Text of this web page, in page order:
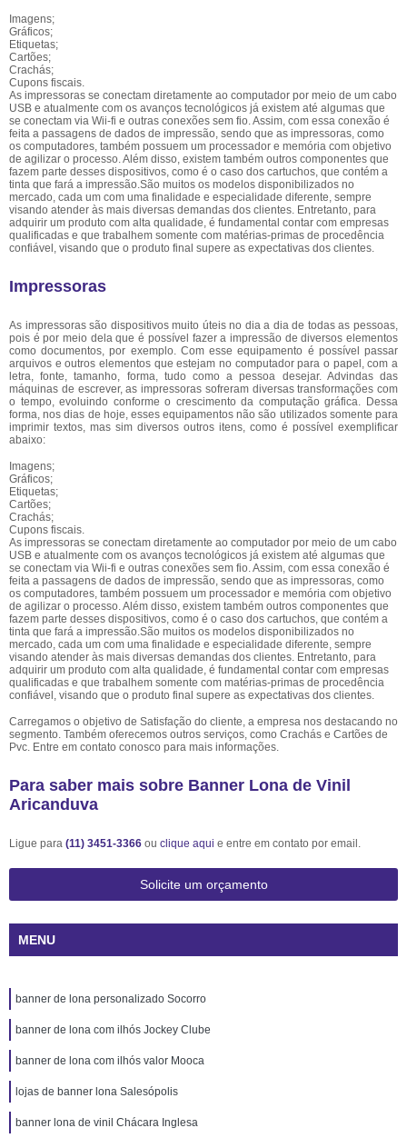
Imagens;
Gráficos;
Etiquetas;
Cartões;
Crachás;
Cupons fiscais.
As impressoras se conectam diretamente ao computador por meio de um cabo
USB e atualmente com os avanços tecnológicos já existem até algumas que
se conectam via Wii-fi e outras conexões sem fio. Assim, com essa conexão é
feita a passagens de dados de impressão, sendo que as impressoras, como
os computadores, também possuem um processador e memória com objetivo
de agilizar o processo. Além disso, existem também outros componentes que
fazem parte desses dispositivos, como é o caso dos cartuchos, que contém a
tinta que fará a impressão.São muitos os modelos disponibilizados no
mercado, cada um com uma finalidade e especialidade diferente, sempre
visando atender às mais diversas demandas dos clientes. Entretanto, para
adquirir um produto com alta qualidade, é fundamental contar com empresas
qualificadas e que trabalhem somente com matérias-primas de procedência
confiável, visando que o produto final supere as expectativas dos clientes.
Impressoras
As impressoras são dispositivos muito úteis no dia a dia de todas as pessoas,
pois é por meio dela que é possível fazer a impressão de diversos elementos
como documentos, por exemplo. Com esse equipamento é possível passar
arquivos e outros elementos que estejam no computador para o papel, com a
letra, fonte, tamanho, forma, tudo como a pessoa desejar. Advindas das
máquinas de escrever, as impressoras sofreram diversas transformações com
o tempo, evoluindo conforme o crescimento da computação gráfica. Dessa
forma, nos dias de hoje, esses equipamentos não são utilizados somente para
imprimir textos, mas sim diversos outros itens, como é possível exemplificar
abaixo:
Imagens;
Gráficos;
Etiquetas;
Cartões;
Crachás;
Cupons fiscais.
As impressoras se conectam diretamente ao computador por meio de um cabo
USB e atualmente com os avanços tecnológicos já existem até algumas que
se conectam via Wii-fi e outras conexões sem fio. Assim, com essa conexão é
feita a passagens de dados de impressão, sendo que as impressoras, como
os computadores, também possuem um processador e memória com objetivo
de agilizar o processo. Além disso, existem também outros componentes que
fazem parte desses dispositivos, como é o caso dos cartuchos, que contém a
tinta que fará a impressão.São muitos os modelos disponibilizados no
mercado, cada um com uma finalidade e especialidade diferente, sempre
visando atender às mais diversas demandas dos clientes. Entretanto, para
adquirir um produto com alta qualidade, é fundamental contar com empresas
qualificadas e que trabalhem somente com matérias-primas de procedência
confiável, visando que o produto final supere as expectativas dos clientes.
Carregamos o objetivo de Satisfação do cliente, a empresa nos destacando no
segmento. Também oferecemos outros serviços, como Crachás e Cartões de
Pvc. Entre em contato conosco para mais informações.
Para saber mais sobre Banner Lona de Vinil
Aricanduva
Ligue para (11) 3451-3366 ou clique aqui e entre em contato por email.
Solicite um orçamento
MENU
banner de lona personalizado Socorro
banner de lona com ilhós Jockey Clube
banner de lona com ilhós valor Mooca
lojas de banner lona Salesópolis
banner lona de vinil Chácara Inglesa